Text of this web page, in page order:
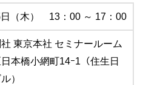
（木） 13：00 ～ 17：00
東京本社 セミナールーム
本橋小網町14ｰ1（住生日
）